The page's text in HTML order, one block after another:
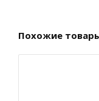
Похожие